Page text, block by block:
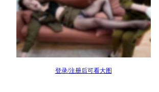
登录/注册后可看大图